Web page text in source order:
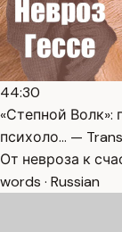
44:30
«Степной Волк»:
психоло… —
От невроза к
words · Russian